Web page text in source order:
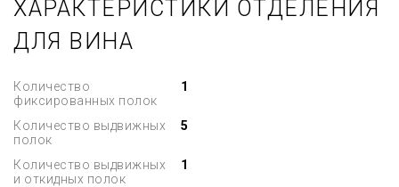
ХАРАКТЕРИСТИКИ ОТДЕЛЕНИЯ
ДЛЯ ВИНА
Количество
фиксированных полок
1
Количество выдвижных
полок
5
Количество выдвижных
и откидных полок
1